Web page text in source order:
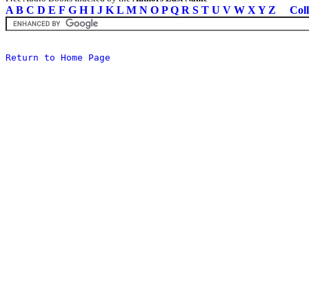
A B C D E F G H I J K L M N O P Q R S T U V W X Y Z
Return to Home Page